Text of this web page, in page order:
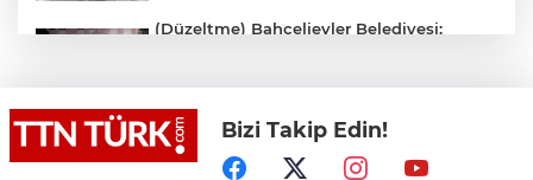
(Düzeltme) Bahçelievler Belediyesi:
bir can kaybı veya yaralanma
Adalet Bakanı Gürlek eski Özel Harekat
Başkanı Behçet Oktay’ın yakınlarını
Bizi Takip Edin!